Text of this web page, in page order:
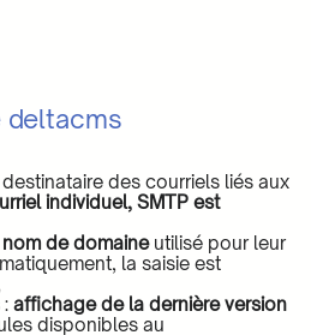
deltacms
des courriels liés aux
individuel, SMTP est
nom de domaineutilisé pour leur
la saisie est
affichage de la dernière version
disponibles au